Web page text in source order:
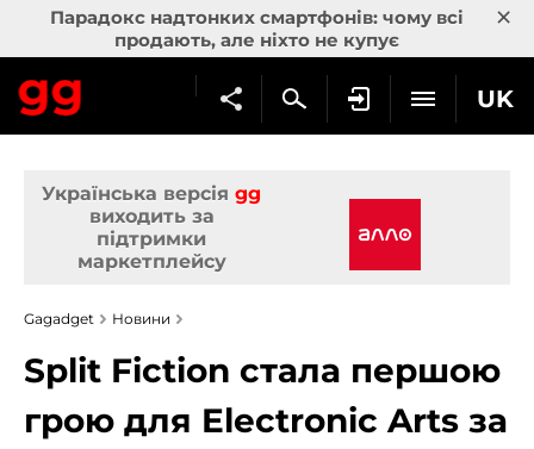
Парадокс надтонких смартфонів: чому всі
продають, але ніхто не купує
×
UK
Українська версія gg
виходить за
підтримки
маркетплейсу
Gagadget Новини
Split Fiction стала першою
грою для Electronic Arts за